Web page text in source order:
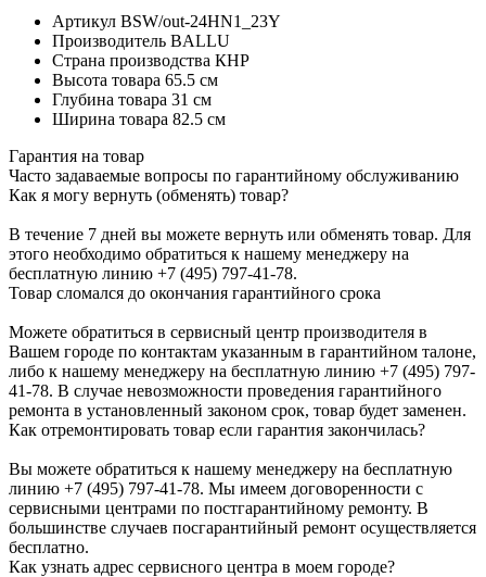
Артикул BSW/out-24HN1_23Y
Производитель BALLU
Страна производства КНР
Высота товара 65.5 см
Глубина товара 31 см
Ширина товара 82.5 см
Гарантия на товар
Часто задаваемые вопросы по гарантийному обслуживанию
Как я могу вернуть (обменять) товар?
В течение 7 дней вы можете вернуть или обменять товар. Для
этого необходимо обратиться к нашему менеджеру на
бесплатную линию +7 (495) 797-41-78.
Товар сломался до окончания гарантийного срока
Можете обратиться в сервисный центр производителя в
Вашем городе по контактам указанным в гарантийном талоне,
либо к нашему менеджеру на бесплатную линию +7 (495) 797-
41-78. В случае невозможности проведения гарантийного
ремонта в установленный законом срок, товар будет заменен.
Как отремонтировать товар если гарантия закончилась?
Вы можете обратиться к нашему менеджеру на бесплатную
линию +7 (495) 797-41-78. Мы имеем договоренности с
сервисными центрами по постгарантийному ремонту. В
большинстве случаев посгарантийный ремонт осуществляется
бесплатно.
Как узнать адрес сервисного центра в моем городе?